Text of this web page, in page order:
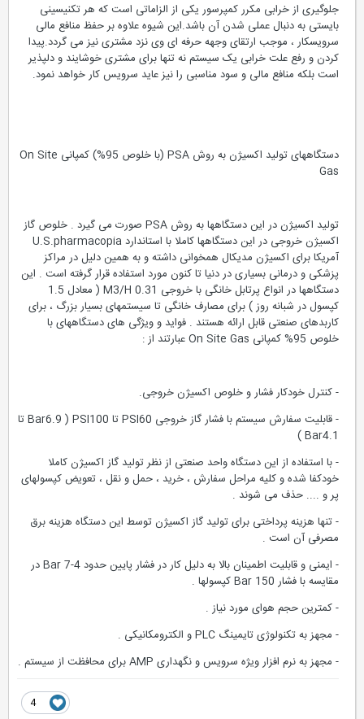
جلوگیری از خرابی مکرر کمپرسور یکی از الزاماتی است که هر تکنیسینی
بایستی به دنبال عملی شدن آن باشد.این شیوه علاوه بر حفظ منافع مالی
سرویسکار ، موجب ارتقای وجهه حرفه ای وی نزد مشتری نیز می گردد.پیدا
کردن و رفع علت خرابی یک سیستم نه تنها برای مشتری خوشایند و دلپذیر
است بلکه منافع مالی و سود مناسبی را نیز عاید سرویس کار خواهد نمود.
دستگاههای تولید اکسیژن به روش PSA (با خلوص 95%) کمپانی On Site
Gas
تولید اکسیژن در این دستگاهها به روش PSA صورت می گیرد . خلوص گاز
اکسیژن خروجی در این دستگاهها کاملا با استاندارد U.S.pharmacopia
آمریکا برای اکسیژن مدیکال همخوانی داشته و به همین دلیل در مراکز
پزشکی و درمانی بسیاری در دنیا تا کنون مورد استفاده قرار گرفته است . این
دستگاهها در انواع پرتابل خانگی با خروجی M3/H 0.31 ( معادل 1.5
کپسول در شبانه روز ) برای مصارف خانگی تا سیستمهای بسیار بزرگ ، برای
کاربدهای صنعتی قابل ارائه هستند . فواید و ویژگی های دستگاههای با
خلوص 95% کمپانی On Site Gas عبارتند از :
- کنترل خودکار فشار و خلوص اکسیژن خروجی.
- قابلیت سفارش سیستم با فشار گاز خروجی PSI60 تا PSI100 ( Bar6.9 تا
Bar4.1 )
- با استفاده از این دستگاه واحد صنعتی از نظر تولید گاز اکسیژن کاملا
خودکفا شده و کلیه مراحل سفارش ، خرید ، حمل و نقل ، تعویض کپسولهای
پر و .... حذف می شوند .
- تنها هزینه پرداختی برای تولید گاز اکسیژن توسط این دستگاه هزینه برق
مصرفی آن است .
- ایمنی و قابلیت اطمینان بالا به دلیل کار در فشار پایین حدود Bar 7-4 در
مقایسه با فشار Bar 150 کپسولها .
- کمترین حجم هوای مورد نیاز .
- مجهز به تکنولوژی تایمینگ PLC و الکترومکانیکی .
- مجهز به نرم افزار ویژه سرویس و نگهداری AMP برای محافظت از سیستم .